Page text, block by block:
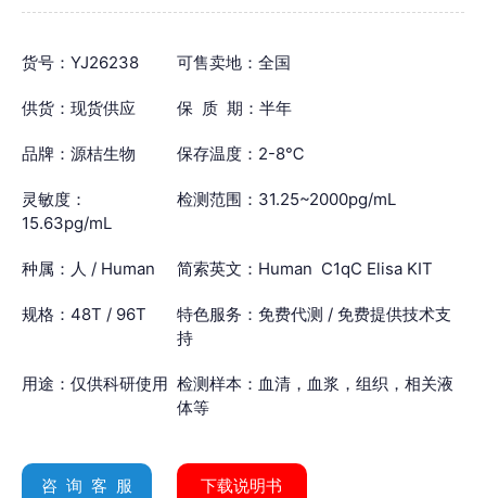
货号：YJ26238 可售卖地：全国
供货：现货供应 保 质 期：半年
品牌：源桔生物 保存温度：2-8℃
灵敏度：
15.63pg/mL
检测范围：31.25~2000pg/mL
种属：人 / Human 简索英文：Human C1qC Elisa KIT
规格：48T / 96T
特色服务：免费代测 / 免费提供技术支
持
用途：仅供科研使用 检测样本：血清，血浆，组织，相关液
体等
咨 询 客 服 下载说明书